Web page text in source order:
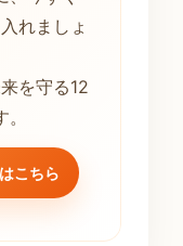
れましょ
を守る12
こちら